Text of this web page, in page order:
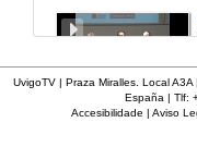
UvigoTV | Praza Miralles. Local
España | Tlf:
Accesibilidade | Aviso